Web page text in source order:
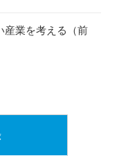
産業を考える（前